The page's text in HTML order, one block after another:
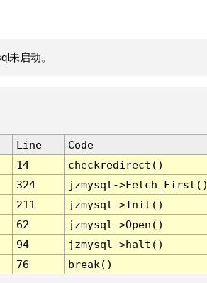
未启动。
Line
Code
14
checkredirect()
324
jzmysql-
211
jzmysql->Init()
62
jzmysql->Open()
94
jzmysql->halt()
76 break()